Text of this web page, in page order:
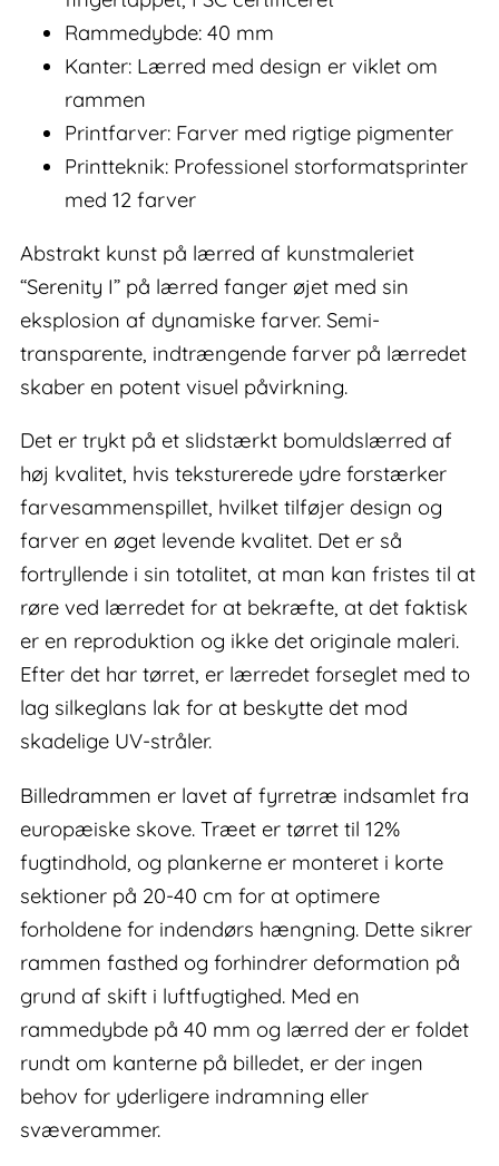
Rammedybde: 40 mm
Kanter: Lærred med design er viklet om
rammen
Printfarver: Farver med rigtige pigmenter
Printteknik: Professionel storformatsprinter
med 12 farver
Abstrakt kunst på lærred af kunstmaleriet
“Serenity I” på lærred fanger øjet med sin
eksplosion af dynamiske farver. Semi-
transparente, indtrængende farver på lærredet
skaber en potent visuel påvirkning.
Det er trykt på et slidstærkt bomuldslærred af
høj kvalitet, hvis teksturerede ydre forstærker
farvesammenspillet, hvilket tilføjer design og
farver en øget levende kvalitet. Det er så
fortryllende i sin totalitet, at man kan fristes til at
røre ved lærredet for at bekræfte, at det faktisk
er en reproduktion og ikke det originale maleri.
Efter det har tørret, er lærredet forseglet med to
lag silkeglans lak for at beskytte det mod
skadelige UV-stråler.
Billedrammen er lavet af fyrretræ indsamlet fra
europæiske skove. Træet er tørret til 12%
fugtindhold, og plankerne er monteret i korte
sektioner på 20-40 cm for at optimere
forholdene for indendørs hængning. Dette sikrer
rammen fasthed og forhindrer deformation på
grund af skift i luftfugtighed. Med en
rammedybde på 40 mm og lærred der er foldet
rundt om kanterne på billedet, er der ingen
behov for yderligere indramning eller
svæverammer.